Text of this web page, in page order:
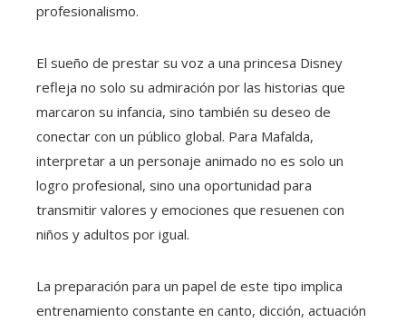
profesionalismo.
El sueño de prestar su voz a una princesa Disney
refleja no solo su admiración por las historias que
marcaron su infancia, sino también su deseo de
conectar con un público global. Para Mafalda,
interpretar a un personaje animado no es solo un
logro profesional, sino una oportunidad para
transmitir valores y emociones que resuenen con
niños y adultos por igual.
La preparación para un papel de este tipo implica
entrenamiento constante en canto, dicción, actuación